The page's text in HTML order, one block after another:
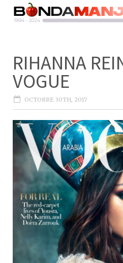
RIHANNA
VOGUE
OCTOBRE 30TH, 2017